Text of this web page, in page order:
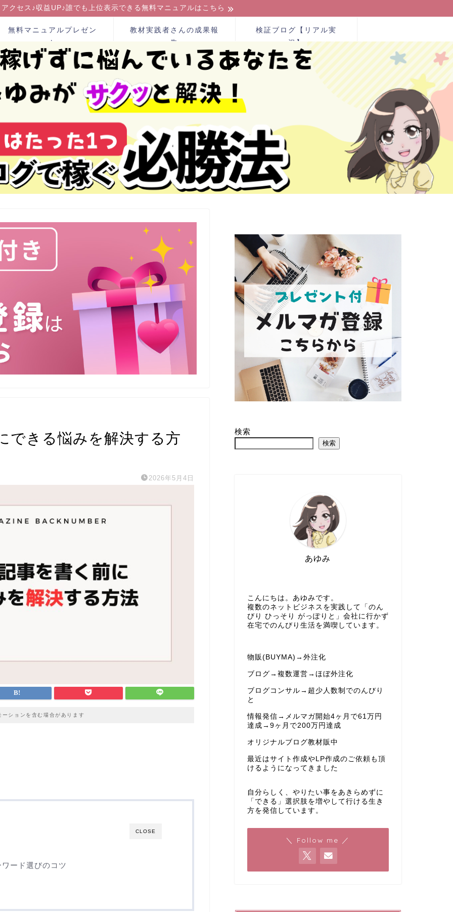
アクセス♪収益UP♪誰でも上位表示できる無料マニュアルはこちら
無料マニュアルプレゼン
ト
教材実践者さんの成果報
告
検証ブログ【リアル実
況】
できる悩みを解決する方
2026年5月4日
ーションを含む場合があります
CLOSE
ード選びのコツ
検索
検索
あゆみ
こんにちは。あゆみです。
複数のネットビジネスを実践して「のん
びり ひっそり がっぽりと」会社に行かず
在宅でのんびり生活を満喫しています。
物販(BUYMA)→外注化
ブログ→複数運営→ほぼ外注化
ブログコンサル→超少人数制でのんびり
と
情報発信→メルマガ開始4ヶ月で61万円
達成→9ヶ月で200万円達成
オリジナルブログ教材販中
最近はサイト作成やLP作成のご依頼も頂
けるようになってきました
自分らしく、やりたい事をあきらめずに
「できる」選択肢を増やして行ける生き
方を発信しています。
＼ Follow me ／